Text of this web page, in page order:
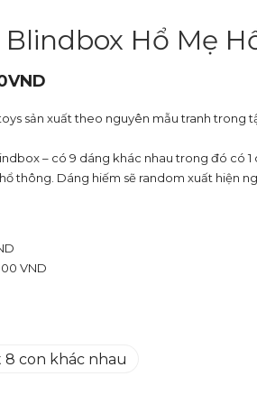
Hổ Mẹ
VND
sản xuất theo nguyên mẫu tranh trong
– có 9 dáng khác nhau trong đó có 1
thông. Dáng hiếm sẽ random xuất hiện
VND
8 con khác nhau